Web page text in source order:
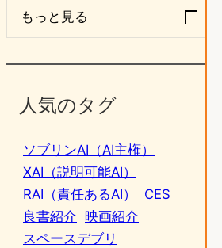
もっと見る
人気のタグ
ソブリンAI（AI主権）
XAI（説明可能AI）
RAI（責任あるAI）
CES
良書紹介 映画紹介
スペースデブリ